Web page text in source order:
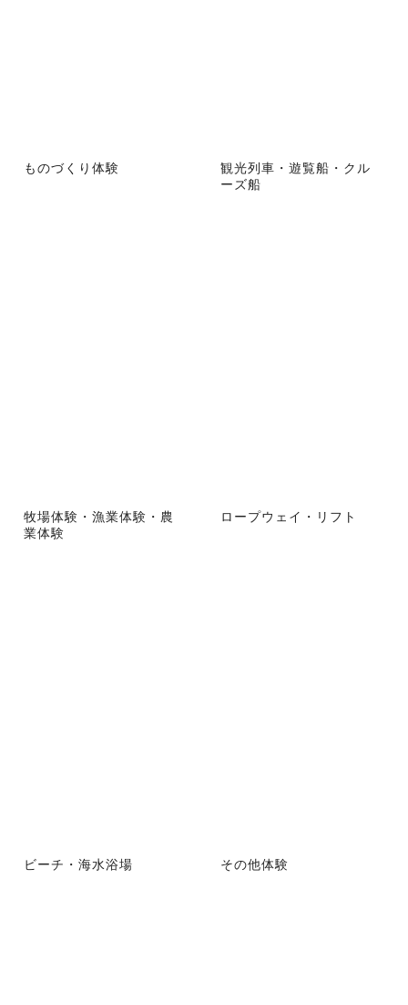
ものづくり体験
観光列車・遊覧船・クル
ーズ船
牧場体験・漁業体験・農
業体験
ロープウェイ・リフト
ビーチ・海水浴場 その他体験